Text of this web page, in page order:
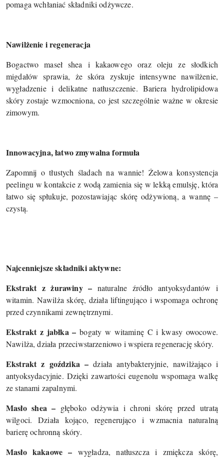
pomaga wchłaniać składniki odżywcze.
Nawilżenie i regeneracja
Bogactwo maseł shea i kakaowego oraz oleju ze słodkich
migdałów sprawia, że skóra zyskuje intensywne nawilżenie,
wygładzenie i delikatne natłuszczenie. Bariera hydrolipidowa
skóry zostaje wzmocniona, co jest szczególnie ważne w okresie
zimowym.
Innowacyjna, łatwo zmywalna formuła
Zapomnij o tłustych śladach na wannie! Żelowa konsystencja
peelingu w kontakcie z wodą zamienia się w lekką emulsję, która
łatwo się spłukuje, pozostawiając skórę odżywioną, a wannę –
czystą.
Najcenniejsze składniki aktywne:
Ekstrakt z żurawiny – naturalne źródło antyoksydantów i
witamin. Nawilża skórę, działa liftingująco i wspomaga ochronę
przed czynnikami zewnętrznymi.
Ekstrakt z jabłka – bogaty w witaminę C i kwasy owocowe.
Nawilża, działa przeciwstarzeniowo i wspiera regenerację skóry.
Ekstrakt z goździka – działa antybakteryjnie, nawilżająco i
antyoksydacyjnie. Dzięki zawartości eugenolu wspomaga walkę
ze stanami zapalnymi.
Masło shea – głęboko odżywia i chroni skórę przed utratą
wilgoci. Działa kojąco, regenerująco i wzmacnia naturalną
barierę ochronną skóry.
Masło kakaowe – wygładza, natłuszcza i zmiękcza skórę,